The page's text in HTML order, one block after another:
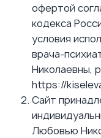
офертой
кодекса
условия
врача-
Николаевны,
https://
Сайт
Любовью